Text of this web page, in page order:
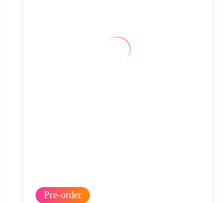
Pre-order